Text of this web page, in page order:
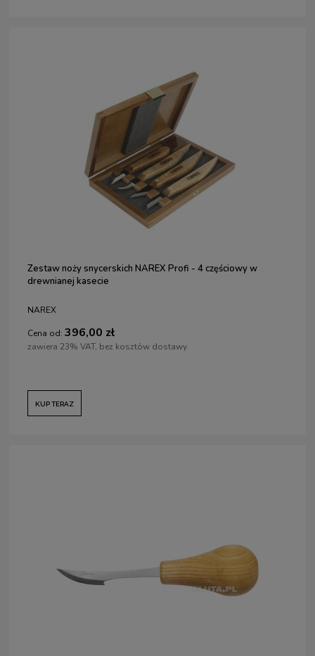
Zestaw noży snycerskich NAREX Profi - 4 częściowy w
drewnianej kasecie
NAREX
Cena od: 396,00 zł
zawiera 23% VAT, bez kosztów dostawy
KUP TERAZ